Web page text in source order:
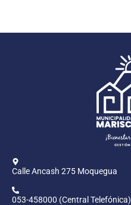
Calle Ancash 275 Moquegua
053-458000 (Central Telefónica)